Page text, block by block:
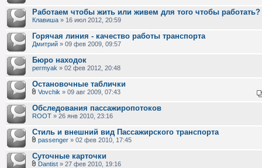
Работаем чтобы жить или живем для того чтобы работать?
Клавиша » 16 июл 2012, 20:59
Горячая линия - качество работы транспорта
Дмитрий » 09 фев 2009, 09:57
Бюро находок
permyak » 02 фев 2012, 20:48
Остановочные таблички
Vovchik » 09 авг 2009, 07:43
Обследования пассажиропотоков
ROOT » 26 янв 2010, 23:16
Стиль и внешний вид Пассажирского транспорта
passenger » 02 фев 2010, 17:45
Суточные карточки
Dantist » 27 фев 2010, 19:16